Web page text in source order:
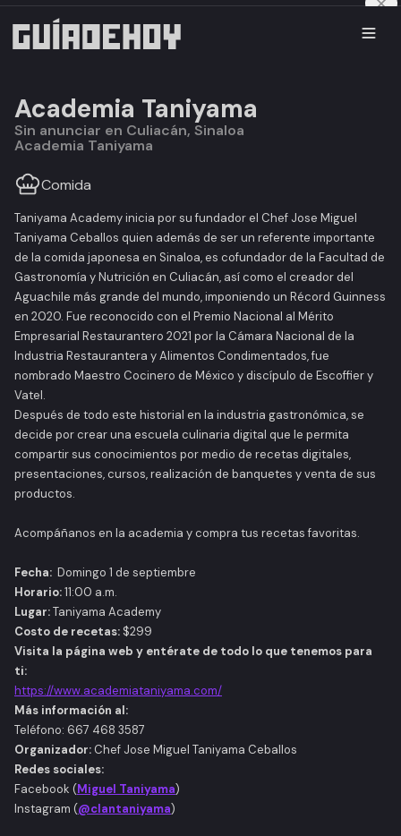
Academia Taniyama
Sin anunciar en Culiacán, Sinaloa
Academia Taniyama
Comida
Taniyama Academy inicia por su fundador el Chef Jose Miguel
Taniyama Ceballos quien además de ser un referente importante
de la comida japonesa en Sinaloa, es cofundador de la Facultad de
Gastronomía y Nutrición en Culiacán, así como el creador del
Aguachile más grande del mundo, imponiendo un Récord Guinness
en 2020. Fue reconocido con el Premio Nacional al Mérito
Empresarial Restaurantero 2021 por la Cámara Nacional de la
Industria Restaurantera y Alimentos Condimentados, fue
nombrado Maestro Cocinero de México y discípulo de Escoffier y
Vatel.
Después de todo este historial en la industria gastronómica, se
decide por crear una escuela culinaria digital que le permita
compartir sus conocimientos por medio de recetas digitales,
presentaciones, cursos, realización de banquetes y venta de sus
productos.
Acompáñanos en la academia y compra tus recetas favoritas.
Fecha: Domingo 1 de septiembre
Horario:11:00 a.m.
Lugar:Taniyama Academy
Costo de recetas: $299
Visita la página web y entérate de todo lo que tenemos para
ti:
https://www.academiataniyama.com/
Más información al:
Teléfono: 667 468 3587
Organizador: Chef Jose Miguel Taniyama Ceballos
Redes sociales:
Facebook (Miguel Taniyama)
Instagram (@clantaniyama)